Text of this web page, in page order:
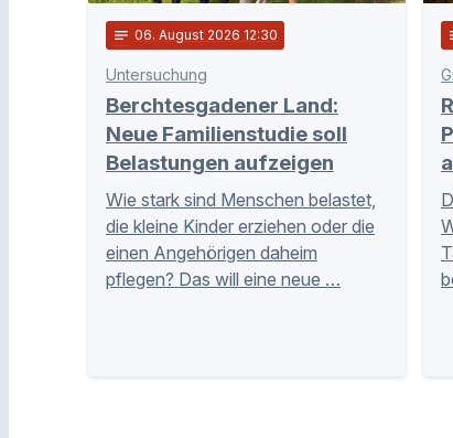
notes 06. August 2026 12:30
Untersuchung
Berchtesgadener Land:
Neue Familienstudie soll
Belastungen aufzeigen
Wie stark sind Menschen belastet,
die kleine Kinder erziehen oder die
einen Angehörigen daheim
pflegen? Das will eine neue …